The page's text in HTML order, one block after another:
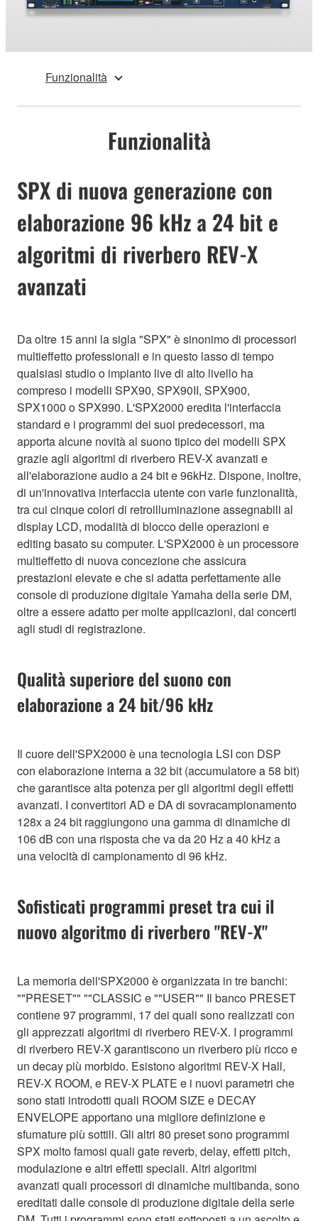
Funzionalità
Funzionalità
SPX di nuova generazione con
elaborazione 96 kHz a 24 bit e
algoritmi di riverbero REV-X
avanzati
Da oltre 15 anni la sigla "SPX" è sinonimo di processori
multieffetto professionali e in questo lasso di tempo
qualsiasi studio o impianto live di alto livello ha
compreso i modelli SPX90, SPX90II, SPX900,
SPX1000 o SPX990. L'SPX2000 eredita l'interfaccia
standard e i programmi dei suoi predecessori, ma
apporta alcune novità al suono tipico dei modelli SPX
grazie agli algoritmi di riverbero REV-X avanzati e
all'elaborazione audio a 24 bit e 96kHz. Dispone, inoltre,
di un'innovativa interfaccia utente con varie funzionalità,
tra cui cinque colori di retroilluminazione assegnabili al
display LCD, modalità di blocco delle operazioni e
editing basato su computer. L'SPX2000 è un processore
multieffetto di nuova concezione che assicura
prestazioni elevate e che si adatta perfettamente alle
console di produzione digitale Yamaha della serie DM,
oltre a essere adatto per molte applicazioni, dai concerti
agli studi di registrazione.
Qualità superiore del suono con
elaborazione a 24 bit/96 kHz
Il cuore dell'SPX2000 è una tecnologia LSI con DSP
con elaborazione interna a 32 bit (accumulatore a 58 bit)
che garantisce alta potenza per gli algoritmi degli effetti
avanzati. I convertitori AD e DA di sovracampionamento
128x a 24 bit raggiungono una gamma di dinamiche di
106 dB con una risposta che va da 20 Hz a 40 kHz a
una velocità di campionamento di 96 kHz.
Sofisticati programmi preset tra cui il
nuovo algoritmo di riverbero "REV-X"
La memoria dell'SPX2000 è organizzata in tre banchi:
""PRESET"" ""CLASSIC e ""USER"" Il banco PRESET
contiene 97 programmi, 17 dei quali sono realizzati con
gli apprezzati algoritmi di riverbero REV-X. I programmi
di riverbero REV-X garantiscono un riverbero più ricco e
un decay più morbido. Esistono algoritmi REV-X Hall,
REV-X ROOM, e REV-X PLATE e i nuovi parametri che
sono stati introdotti quali ROOM SIZE e DECAY
ENVELOPE apportano una migliore definizione e
sfumature più sottili. Gli altri 80 preset sono programmi
SPX molto famosi quali gate reverb, delay, effetti pitch,
modulazione e altri effetti speciali. Altri algoritmi
avanzati quali processori di dinamiche multibanda, sono
ereditati dalle console di produzione digitale della serie